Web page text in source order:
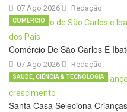
07 Ago 2026 Redação
Comércio De São Carlos E
07 Ago 2026
COMÉRCIO
Redação
Santa Casa Seleciona
SAÚDE, CIÊNCIA & TECNOLOGIA